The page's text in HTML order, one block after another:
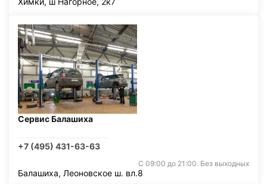
Сервис Балашиха
+7 (495) 431-63-63
С 09:00 до 21:00. Без выходных
Балашиха, Леоновское ш. вл.8